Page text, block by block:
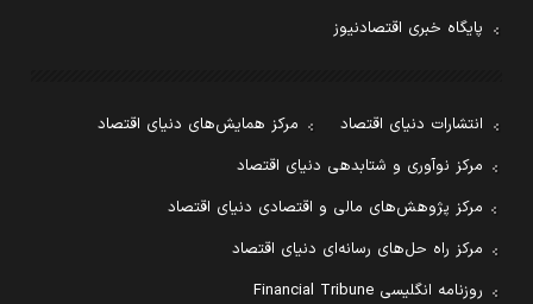
پایگاه خبری اقتصادنیوز
انتشارات دنیای اقتصاد
مرکز همایش‌های دنیای اقتصاد
مرکز نوآوری و شتابدهی دنیای اقتصاد
مرکز پژوهش‌های مالی و اقتصادی دنیای اقتصاد
مرکز راه حل‌های رسانه‌ای دنیای اقتصاد
روزنامه انگلیسی Financial Tribune